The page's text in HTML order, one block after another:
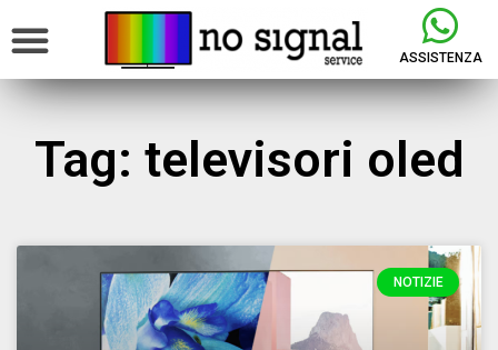
ASSISTENZA
Tag: televisori oled
NOTIZIE